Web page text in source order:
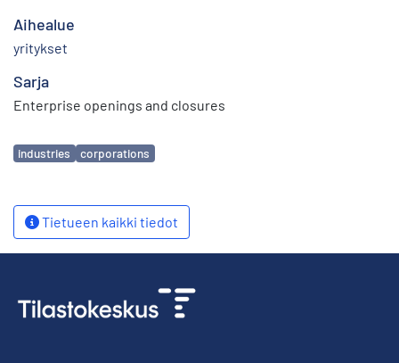
Aihealue
yritykset
Sarja
Enterprise openings and closures
Avainsanat
industries corporations
Tietueen kaikki tiedot